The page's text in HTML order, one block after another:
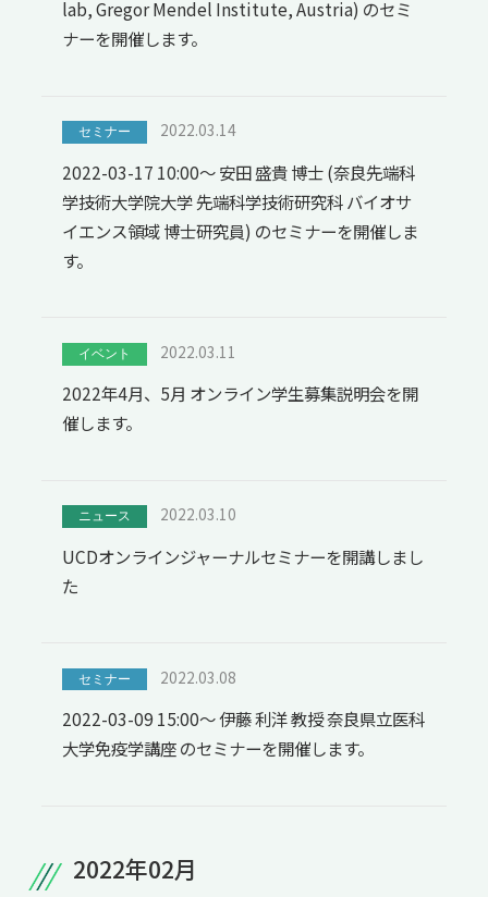
lab, Gregor Mendel Institute, Austria) のセミ
ナーを開催します。
セミナー 2022.03.14
2022-03-17 10:00～ 安田 盛貴 博士 (奈良先端科
学技術大学院大学 先端科学技術研究科 バイオサ
イエンス領域 博士研究員) のセミナーを開催しま
す。
イベント 2022.03.11
2022年4月、5月 オンライン学生募集説明会を開
催します。
ニュース 2022.03.10
UCDオンラインジャーナルセミナーを開講しまし
た
セミナー 2022.03.08
2022-03-09 15:00～ 伊藤 利洋 教授 奈良県立医科
大学免疫学講座 のセミナーを開催します。
2022年02月